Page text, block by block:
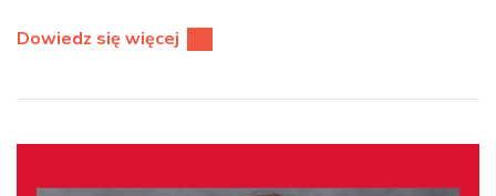
Dowiedz się więcej